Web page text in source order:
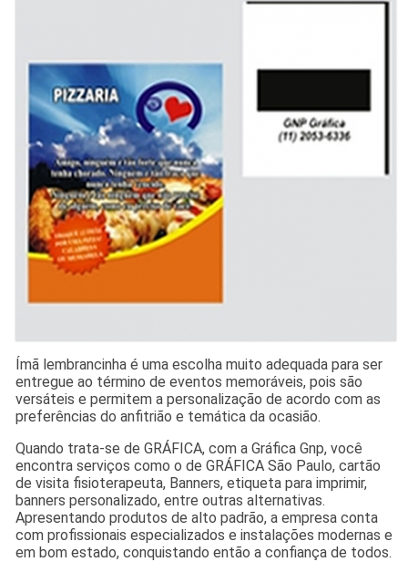
Ímã lembrancinha é uma escolha muito adequada para ser
entregue ao término de eventos memoráveis, pois são
versáteis e permitem a personalização de acordo com as
preferências do anfitrião e temática da ocasião.
Quando trata-se de GRÁFICA, com a Gráfica Gnp, você
encontra serviços como o de GRÁFICA São Paulo, cartão
de visita fisioterapeuta, Banners, etiqueta para imprimir,
banners personalizado, entre outras alternativas.
Apresentando produtos de alto padrão, a empresa conta
com profissionais especializados e instalações modernas e
em bom estado, conquistando então a confiança de todos.